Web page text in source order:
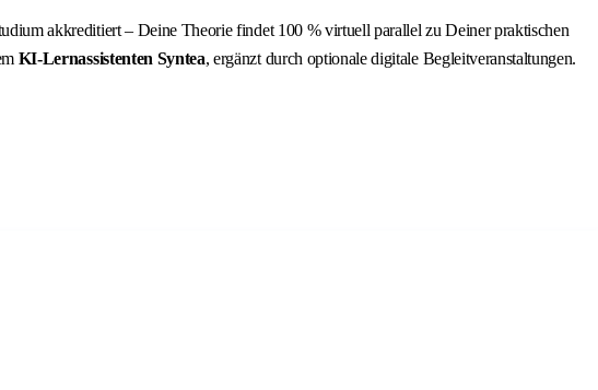
akkreditiert – Deine Theorie findet 100 % virtuell parallel zu Deiner praktischen
KI‑Lernassistenten Syntea, ergänzt durch optionale digitale Begleitveranstaltungen.